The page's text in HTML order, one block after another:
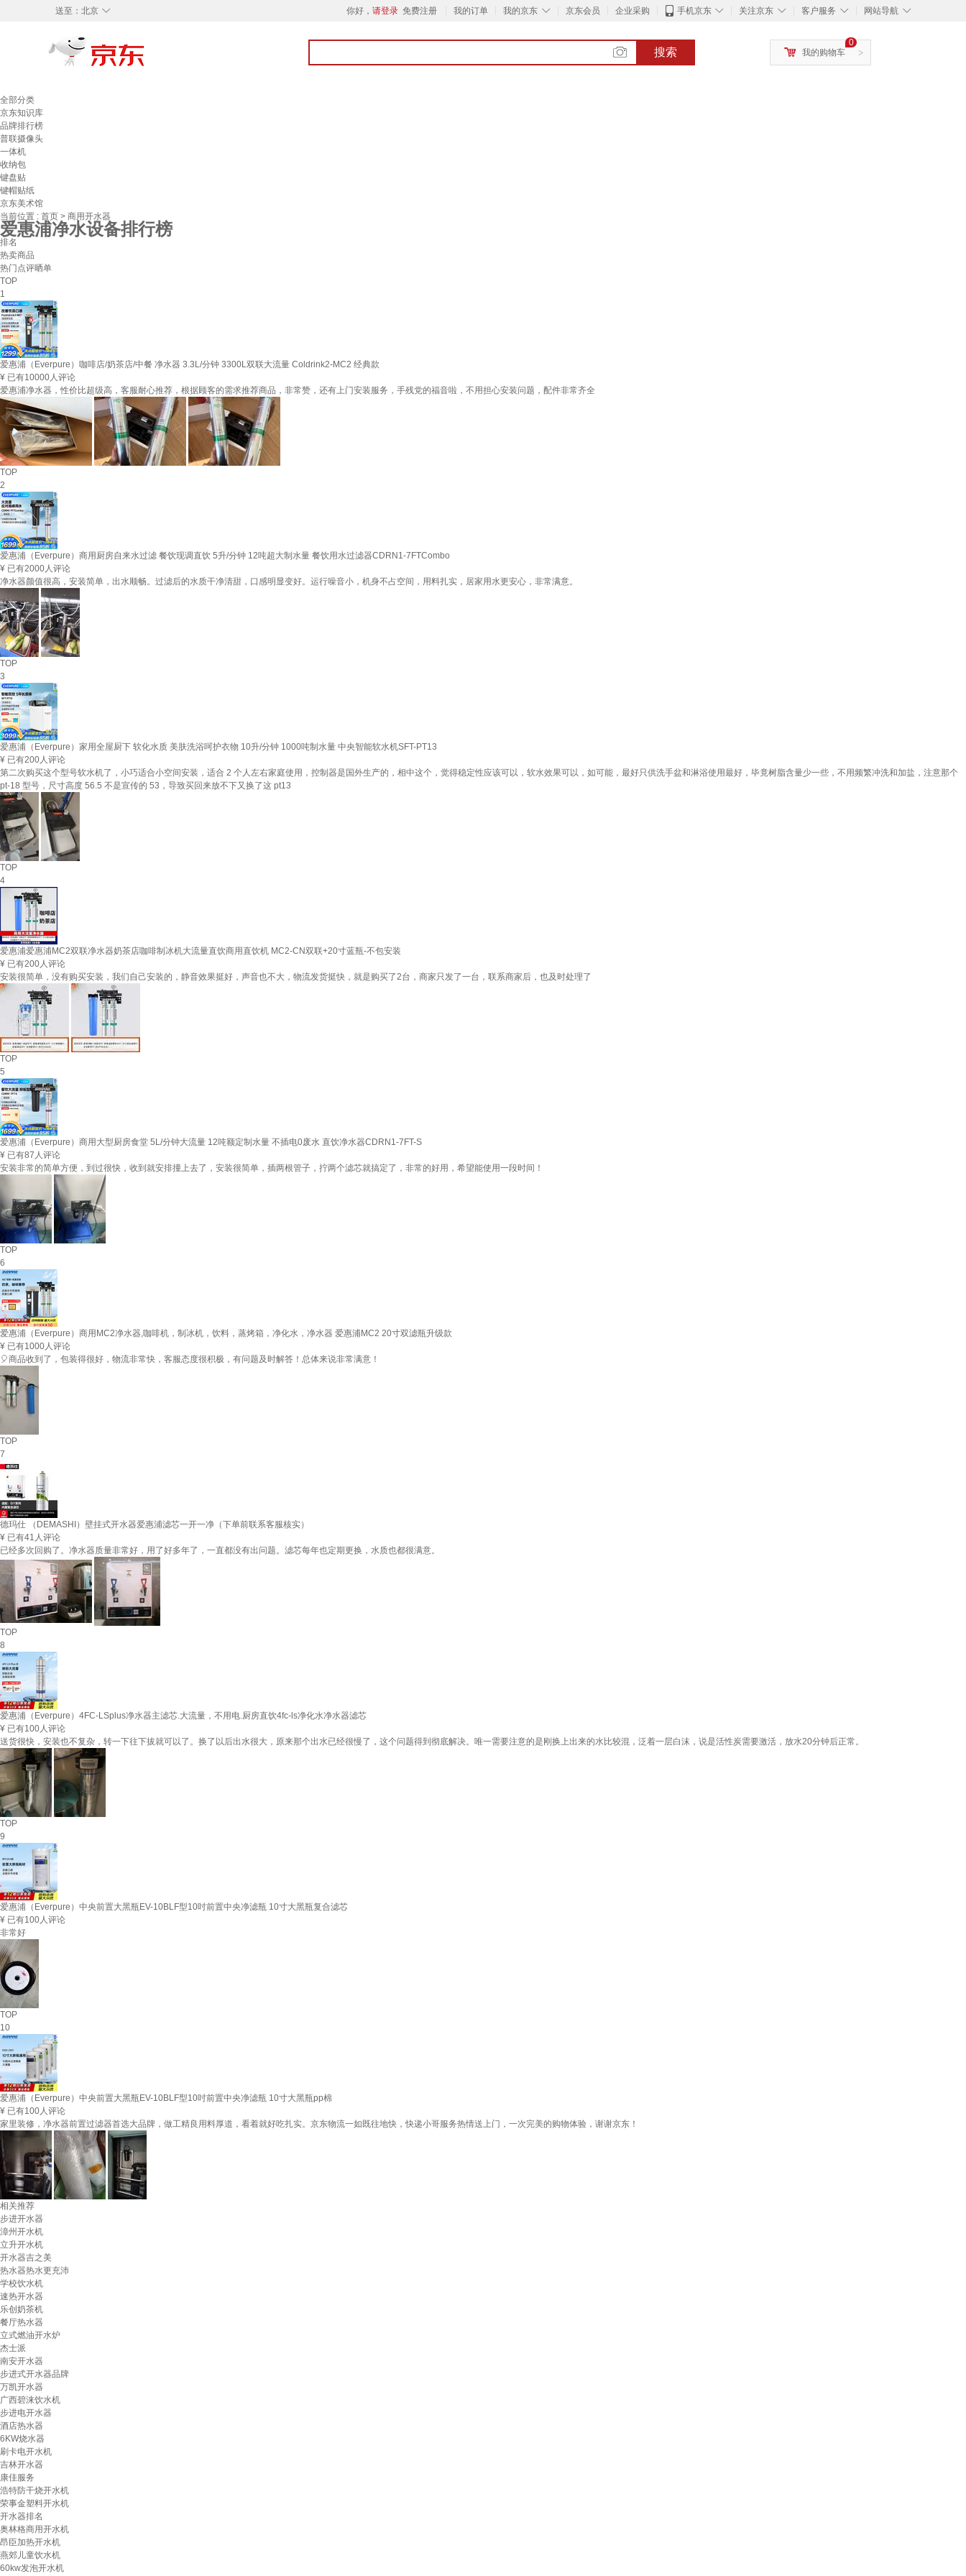
◇
送至： 北京 你好， 请登录 免费注册 我的订单 ◇
我的京东 京东会员 企业采购 ◇
手机京东 ◇
关注京东 ◇
客户服务 ◇
网站导航
搜索 >
0
我的购物车
全部分类
京东知识库
品牌排行榜
普联摄像头
一体机
收纳包
键盘贴
键帽贴纸
京东美术馆
当前位置 : 首页 > 商用开水器
爱惠浦净水设备排行榜
排名
热卖商品
热门点评晒单
TOP
1
爱惠浦（Everpure）咖啡店/奶茶店/中餐 净水器 3.3L/分钟 3300L双联大流量 Coldrink2-MC2 经典款
¥ 已有10000人评论
爱惠浦净水器，性价比超级高，客服耐心推荐，根据顾客的需求推荐商品，非常赞，还有上门安装服务，手残党的福音啦，不用担心安装问题，配件非常齐全
TOP
2
爱惠浦（Everpure）商用厨房自来水过滤 餐饮现调直饮 5升/分钟 12吨超大制水量 餐饮用水过滤器CDRN1-7FTCombo
¥ 已有2000人评论
净水器颜值很高，安装简单，出水顺畅。过滤后的水质干净清甜，口感明显变好。运行噪音小，机身不占空间，用料扎实，居家用水更安心，非常满意。
TOP
3
爱惠浦（Everpure）家用全屋厨下 软化水质 美肤洗浴呵护衣物 10升/分钟 1000吨制水量 中央智能软水机SFT-PT13
¥ 已有200人评论
第二次购买这个型号软水机了，小巧适合小空间安装，适合 2 个人左右家庭使用，控制器是国外生产的，相中这个，觉得稳定性应该可以，软水效果可以，如可能，最好只供洗手盆和淋浴使用最好，毕竟树脂含量少一些，不用频繁冲洗和加盐，注意那个
pt-18 型号，尺寸高度 56.5 不是宣传的 53，导致买回来放不下又换了这 pt13
TOP
4
爱惠浦爱惠浦MC2双联净水器奶茶店咖啡制冰机大流量直饮商用直饮机 MC2-CN双联+20寸蓝瓶-不包安装
¥ 已有200人评论
安装很简单，没有购买安装，我们自己安装的，静音效果挺好，声音也不大，物流发货挺快，就是购买了2台，商家只发了一台，联系商家后，也及时处理了
TOP
5
爱惠浦（Everpure）商用大型厨房食堂 5L/分钟大流量 12吨额定制水量 不插电0废水 直饮净水器CDRN1-7FT-S
¥ 已有87人评论
安装非常的简单方便，到过很快，收到就安排撞上去了，安装很简单，插两根管子，拧两个滤芯就搞定了，非常的好用，希望能使用一段时间！
TOP
6
爱惠浦（Everpure）商用MC2净水器,咖啡机，制冰机，饮料，蒸烤箱，净化水，净水器 爱惠浦MC2 20寸双滤瓶升级款
¥ 已有1000人评论
🎈商品收到了，包装得很好，物流非常快，客服态度很积极，有问题及时解答！总体来说非常满意！
TOP
7
德玛仕 （DEMASHI）壁挂式开水器爱惠浦滤芯一开一净（下单前联系客服核实）
¥ 已有41人评论
已经多次回购了。净水器质量非常好，用了好多年了，一直都没有出问题。滤芯每年也定期更换，水质也都很满意。
TOP
8
爱惠浦（Everpure）4FC-LSplus净水器主滤芯.大流量，不用电.厨房直饮4fc-ls净化水净水器滤芯
¥ 已有100人评论
送货很快，安装也不复杂，转一下往下拔就可以了。换了以后出水很大，原来那个出水已经很慢了，这个问题得到彻底解决。唯一需要注意的是刚换上出来的水比较混，泛着一层白沫，说是活性炭需要激活，放水20分钟后正常。
TOP
9
爱惠浦（Everpure）中央前置大黑瓶EV-10BLF型10吋前置中央净滤瓶 10寸大黑瓶复合滤芯
¥ 已有100人评论
非常好
TOP
10
爱惠浦（Everpure）中央前置大黑瓶EV-10BLF型10吋前置中央净滤瓶 10寸大黑瓶pp棉
¥ 已有100人评论
家里装修，净水器前置过滤器首选大品牌，做工精良用料厚道，看着就好吃扎实。京东物流一如既往地快，快递小哥服务热情送上门，一次完美的购物体验，谢谢京东！
相关推荐
步进开水器
漳州开水机
立升开水机
开水器吉之美
热水器热水更充沛
学校饮水机
速热开水器
乐创奶茶机
餐厅热水器
立式燃油开水炉
杰士派
南安开水器
步进式开水器品牌
万凯开水器
广西碧涞饮水机
步进电开水器
酒店热水器
6KW烧水器
刷卡电开水机
吉林开水器
康佳服务
浩特防干烧开水机
荣事金塑料开水机
开水器排名
奥林格商用开水机
昂臣加热开水机
燕郊儿童饮水机
60kw发泡开水机